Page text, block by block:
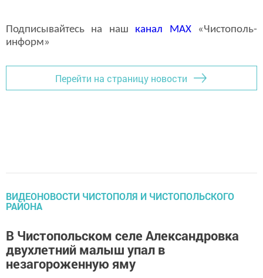
Подписывайтесь на наш канал MAX«Чистополь-
информ»
Перейти на страницу новости
ВИДЕОНОВОСТИ ЧИСТОПОЛЯ И ЧИСТОПОЛЬСКОГО
РАЙОНА
В Чистопольском селе Александровка
двухлетний малыш упал в
незагороженную яму